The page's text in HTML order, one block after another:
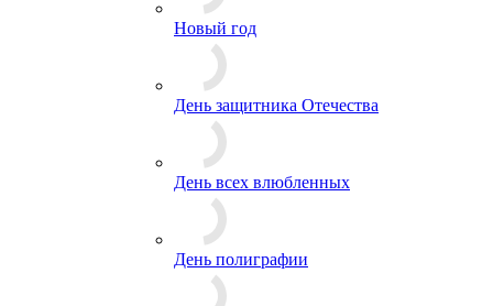
Новый год
День защитника Отечества
День всех влюбленных
День полиграфии